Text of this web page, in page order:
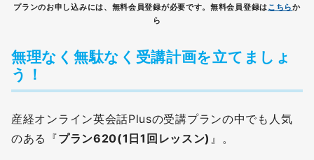
プランのお申し込みには、無料会員登録が必要です。無料会員登録はこちらか
ら
無理なく無駄なく受講計画を立てましょ
う！
産経オンライン英会話Plusの受講プランの中でも人気
のある『プラン620(1日1回レッスン) 』。